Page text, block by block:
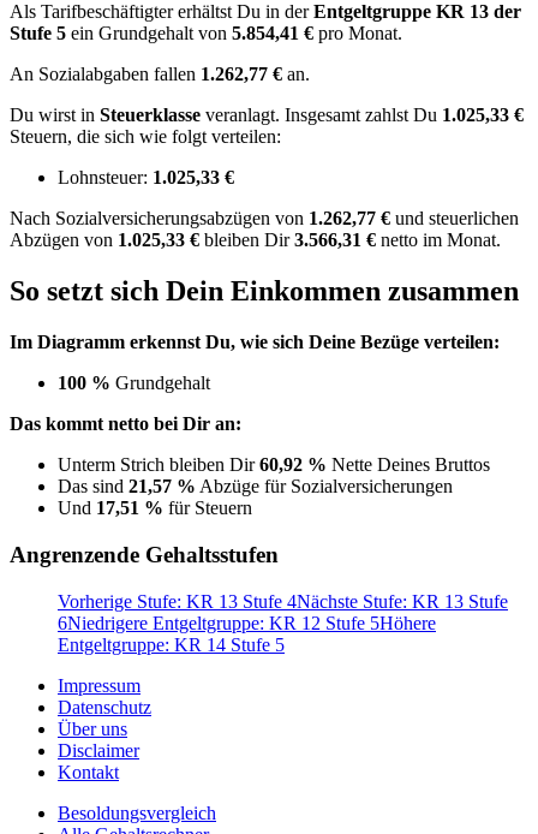
Als Tarifbeschäftigter erhältst Du in derEntgeltgruppe KR 13 der
Stufe 5 ein Grundgehalt von 5.854,41 € pro Monat.
An Sozialabgaben fallen 1.262,77 € an.
Du wirst in Steuerklasse veranlagt. Insgesamt zahlst Du 1.025,33 €
Steuern, die sich wie folgt verteilen:
Lohnsteuer: 1.025,33 €
Nach Sozialversicherungsabzügen von 1.262,77 € und steuerlichen
Abzügen von 1.025,33 € bleiben Dir3.566,31 € netto im Monat.
So setzt sich Dein Einkommen zusammen
Im Diagramm erkennst Du, wie sich Deine Bezüge verteilen:
100 % Grundgehalt
Das kommt netto bei Dir an:
Unterm Strich bleiben Dir60,92 % Nette Deines Bruttos
Das sind 21,57 % Abzüge für Sozialversicherungen
Und 17,51 % für Steuern
Angrenzende Gehaltsstufen
Vorherige Stufe: KR 13 Stufe 4Nächste Stufe: KR 13 Stufe
6Niedrigere Entgeltgruppe: KR 12 Stufe 5Höhere
Entgeltgruppe: KR 14 Stufe 5
Impressum
Datenschutz
Über uns
Disclaimer
Kontakt
Besoldungsvergleich